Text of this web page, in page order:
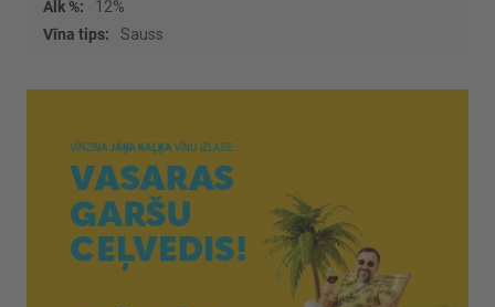
12%
Sauss